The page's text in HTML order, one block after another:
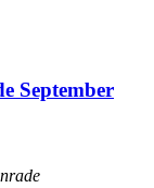
September